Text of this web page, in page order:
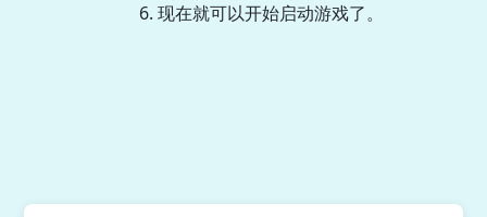
6. 现在就可以开始启动游戏了。